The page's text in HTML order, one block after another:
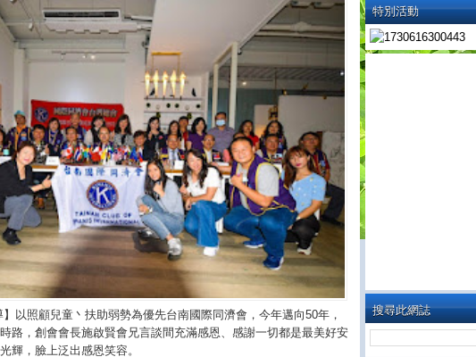
特別活動
搜尋此網誌
】以照顧兒童丶扶助弱勢為優先台南國際同濟會，今年邁向50年，
路，創會會長施啟賢會兄言談間充滿感恩、感謝一切都是最美好安
輝，臉上泛出感恩笑容。